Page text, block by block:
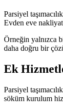
Parsiyel
Evden eve
Örneğin yalnızca
daha doğru bir
Ek
Parsiyel
söküm kurulum